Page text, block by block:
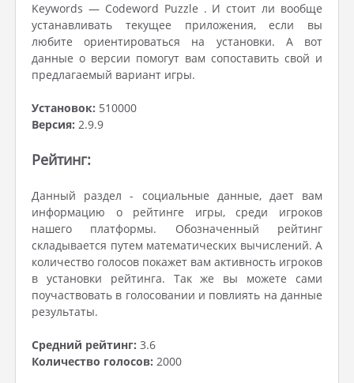
Keywords — Codeword Puzzle . И стоит ли вообще
устанавливать текущее приложения, если вы
любите ориентироваться на установки. А вот
данные о версии помогут вам сопоставить свой и
предлагаемый вариант игры.
Установок: 510000
Версия: 2.9.9
Рейтинг:
Данный раздел - социальные данные, дает вам
информацию о рейтинге игры, среди игроков
нашего платформы. Обозначенный рейтинг
складывается путем математических вычислений. А
количество голосов покажет вам активность игроков
в установки рейтинга. Так же вы можете сами
поучаствовать в голосовании и повлиять на данные
результаты.
Средний рейтинг: 3.6
Количество голосов: 2000